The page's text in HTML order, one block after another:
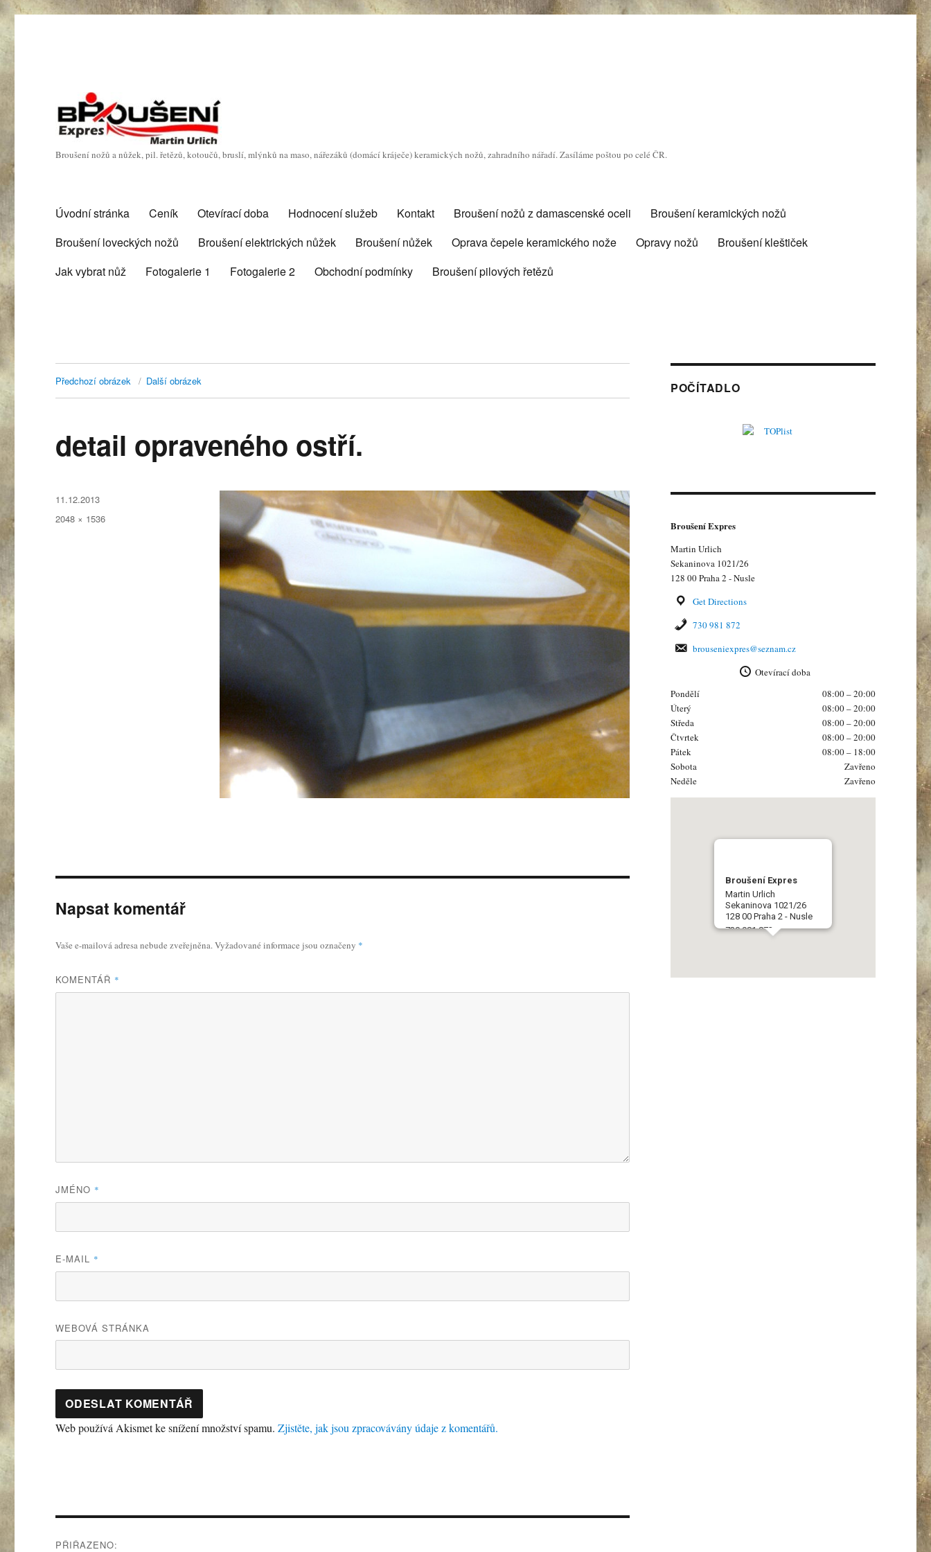
Broušení nožů a nůžek, pil. řetězů, kotoučů, bruslí, mlýnků na maso, nářezáků (domácí kráječe) keramických nožů, zahradního nářadí. Zasíláme poštou po celé ČR.
Úvodní stránka Ceník Otevírací doba Hodnocení služeb Kontakt Broušení nožů z damascenské oceli
Broušení keramických nožů
Broušení loveckých nožů
Broušení elektrických nůžek Broušení nůžek Oprava čepele keramického nože Opravy nožů
Broušení kleštiček
Jak vybrat nůž
Fotogalerie 1 Fotogalerie 2 Obchodní podmínky Broušení pilových řetězů
Předchozí obrázek Další obrázek
detail opraveného ostří.
Publikováno:
11.12.2013
Původní
2048 × 1536
Napsat komentář
Vaše e-mailová adresa nebude zveřejněna.Vyžadované informace jsou označeny *
KOMENTÁŘ *
JMÉNO *
E-MAIL *
WEBOVÁ STRÁNKA
Web používá Akismet ke snížení množství spamu.Zjistěte, jak jsou zpracovávány údaje z komentářů.
PŘIŘAZENO:
POČÍTADLO
Broušení Expres
Martin Urlich
Sekaninova 1021/26
128 00 Praha 2 - Nusle
Get Directions
730 981 872
brouseniexpres@seznam.cz
Otevírací doba
Pondělí
08:00 – 20:00
Úterý
08:00 – 20:00
Středa
08:00 – 20:00
Čtvrtek
08:00 – 20:00
Pátek
08:00 – 18:00
Sobota
Zavřeno
Neděle
Zavřeno
Broušení Expres
Martin Urlich
Sekaninova 1021/26
128 00 Praha 2 - Nusle
730 981 872